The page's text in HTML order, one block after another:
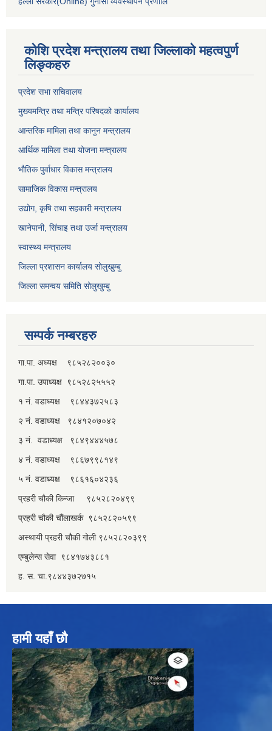
कोशि प्रदेश मन्त्रालय तथा जिल्लाको महत्वपुर्ण
लिङ्कहरु
प्रदेश सभा सचिवालय
मुख्यमन्त्रि तथा मन्त्रि परिषदको कार्यालय
आन्तरिक मामिला तथा कानुन मन्त्रालय
आर्थिक मामिला तथा योजना मन्त्रालय
भौतिक पुर्वाधार विकास मन्त्रालय
सामाजिक विकास मन्त्रालय
उद्योग, कृषि तथा सहकारी मन्त्रालय
खानेपानी, सिंचाइ तथा उर्जा मन्त्रालय
स्वास्थ्य मन्त्रालय
जिल्ला प्रशासन कार्यालय सोलुखुम्बु
जिल्ला समन्वय समिति सोलुखुम्बु
सम्पर्क नम्बरहरु
गा.पा. अध्यक्ष ९८५२८२००३०
गा.पा. उपाध्यक्ष ९८५२८२५५५२
१ नं. वडाध्यक्ष ९८४४३७२५८३
२ नं. वडाध्यक्ष ९८४१२०७०४२
३ नं. वडाध्यक्ष ९८४९४४४५७८
४ नं. वडाध्यक्ष ९८६७९९८१४९
५ नं. वडाध्यक्ष ९८६१६०४२३६
प्रहरी चौकी किन्जा ९८५२८२०४९९
प्रहरी चौकी चौंलाखर्क ९८५२८२०५९९
अस्थायी प्रहरी चौकी गोली ९८५२८२०३९९
एम्बुलेन्स सेवा ९८४१७४३८८१
ह. स. चा.९८४४३७२७१५
हामी यहाँ छौ